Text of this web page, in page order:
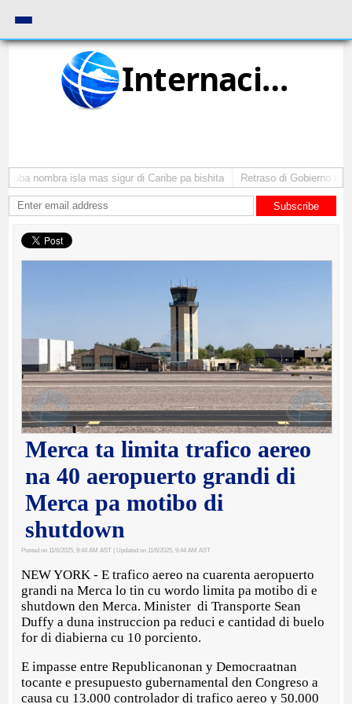
Internacional
nombra isla mas sigur di Caribe pa bishita Retraso di Gobierno ta
Subscribe
Merca ta limita trafico aereo
na 40 aeropuerto grandi di
Merca pa motibo di
shutdown
Posted on 11/6/2025, 9:44 AM AST | Updated on 11/6/2025, 9:44 AM AST
NEW YORK - E trafico aereo na cuarenta aeropuerto
grandi na Merca lo tin cu wordo limita pa motibo di e
shutdown den Merca. Minister di Transporte Sean
Duffy a duna instruccion pa reduci e cantidad di buelo
for di diabierna cu 10 porciento.
E impasse entre Republicanonan y Democraatnan
tocante e presupuesto gubernamental den Congreso a
causa cu 13.000 controlador di trafico aereo y 50.000